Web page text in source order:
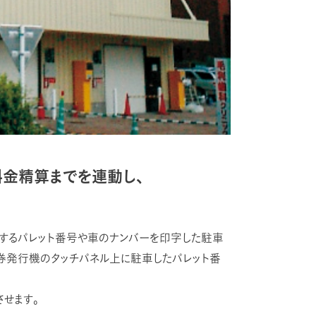
精算までを連動し、
パレット番号や車のナンバーを印字した駐車
行機のタッチパネル上に駐車したパレット番
ます。